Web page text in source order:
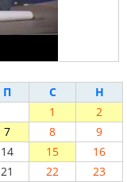
П С
Н
1
2
7 8
9
14 15
16
21 22
23